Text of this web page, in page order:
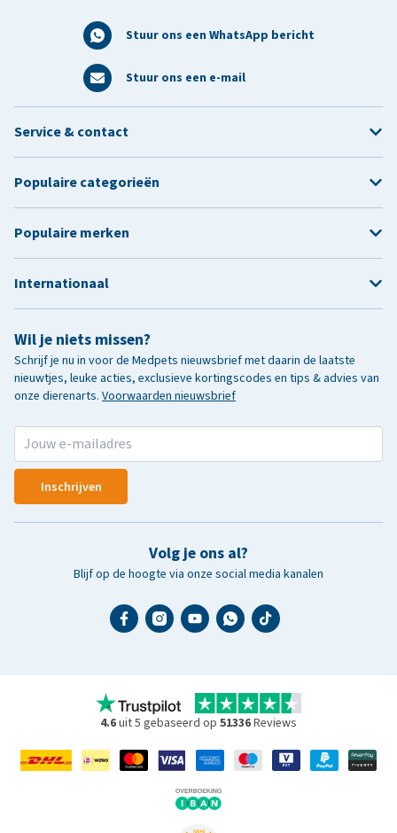
Stuur ons een WhatsApp bericht
Stuur ons een e-mail
Wil je niets missen?
Schrijf je nu in voor de Medpets nieuwsbrief met daarin de laatste
nieuwtjes, leuke acties, exclusieve kortingscodes en tips & advies van
onze dierenarts. Voorwaarden nieuwsbrief
Inschrijven
Volg je ons al?
Blijf op de hoogte via onze social media kanalen
Service & contact
Populaire categorieën
Populaire merken
Internationaal
4.6uit 5 gebaseerd op 51336Reviews